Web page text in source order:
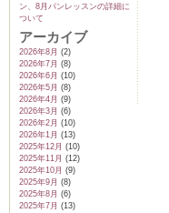
ン、8月パンレッスンの詳細に
ついて
アーカイブ
2026年8月 (2)
2026年7月 (8)
2026年6月 (10)
2026年5月 (8)
2026年4月 (9)
2026年3月 (6)
2026年2月 (10)
2026年1月 (13)
2025年12月 (10)
2025年11月 (12)
2025年10月 (9)
2025年9月 (8)
2025年8月 (6)
2025年7月 (13)